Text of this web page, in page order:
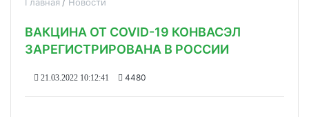
ВАКЦИНА ОТ COVID-19 КОНВАСЭЛ
ЗАРЕГИСТРИРОВАНА В РОССИИ
21.03.2022 10:12:41 4480